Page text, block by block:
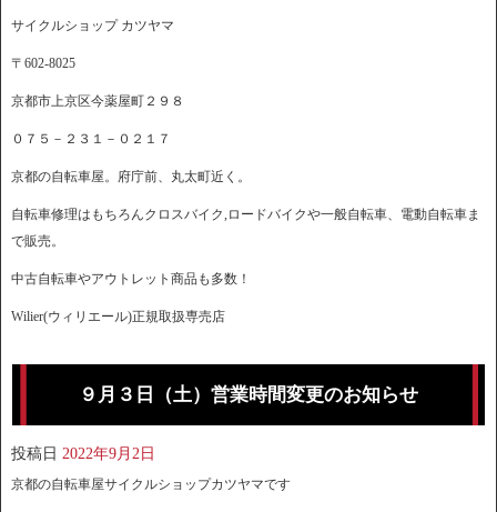
サイクルショップ カツヤマ
〒602-8025
京都市上京区今薬屋町２９８
０７５－２３１－０２１７
京都の自転車屋。府庁前、丸太町近く。
自転車修理はもちろんクロスバイク,ロードバイクや一般自転車、電動自転車ま
で販売。
中古自転車やアウトレット商品も多数！
Wilier(ウィリエール)正規取扱専売店
９月３日（土）営業時間変更のお知らせ
投稿日 2022年9月2日
京都の自転車屋サイクルショップカツヤマです